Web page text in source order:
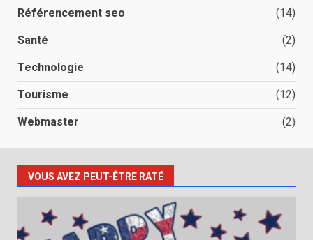
Référencement seo (14)
Santé (2)
Technologie (14)
Tourisme (12)
Webmaster (2)
VOUS AVEZ PEUT-ÊTRE RATÉ